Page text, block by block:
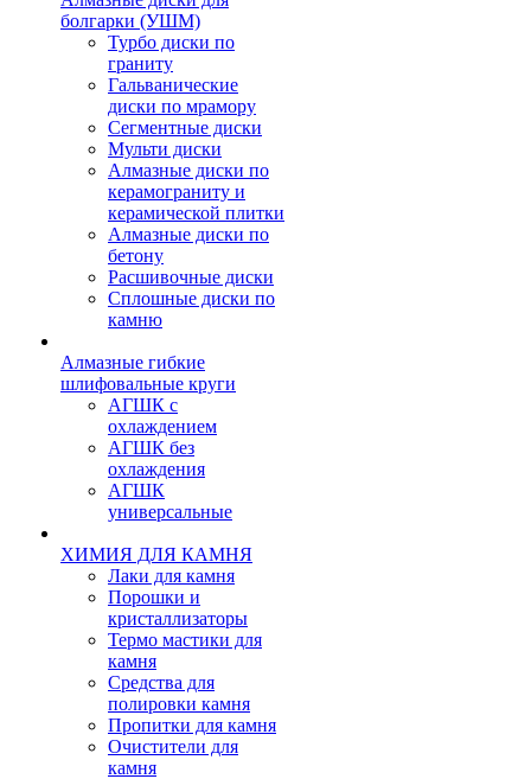
болгарки (УШМ)
Турбо диски по
граниту
Гальванические
диски по мрамору
Сегментные диски
Мульти диски
Алмазные диски по
керамограниту и
керамической плитки
Алмазные диски по
бетону
Расшивочные диски
Сплошные диски по
камню
Алмазные гибкие
шлифовальные круги
АГШК с
охлаждением
АГШК без
охлаждения
АГШК
универсальные
ХИМИЯ ДЛЯ КАМНЯ
Лаки для камня
Порошки и
кристаллизаторы
Термо мастики для
камня
Средства для
полировки камня
Пропитки для камня
Очистители для
камня